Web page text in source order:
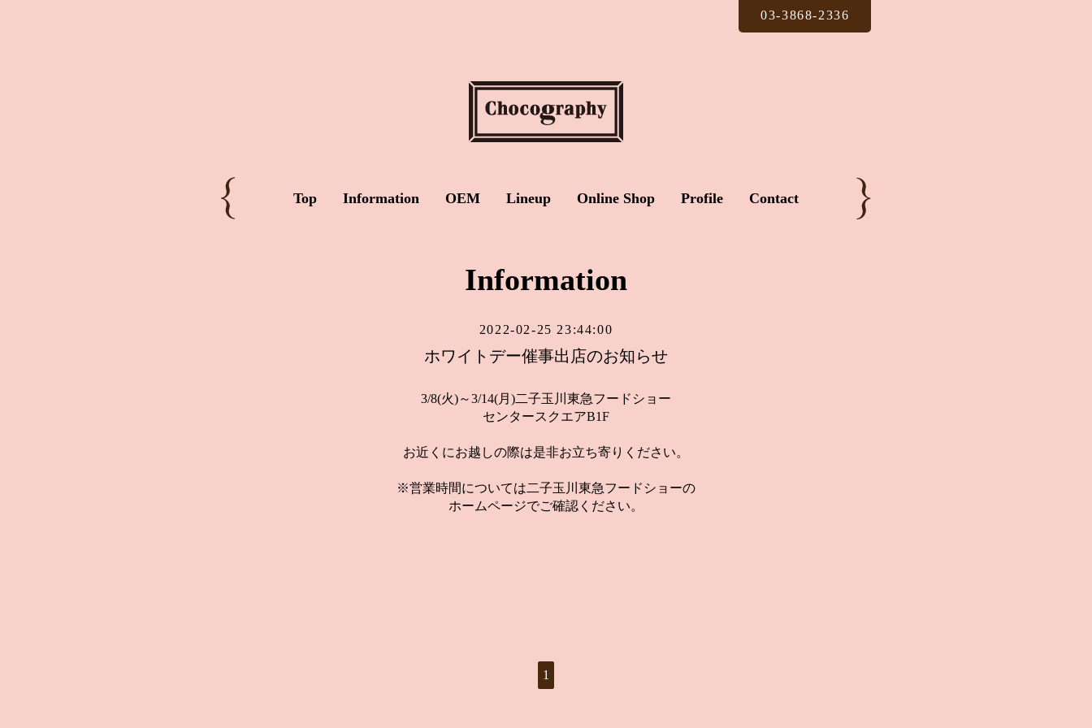
03-3868-2336
Top Information OEM Lineup Online Shop Profile Contact
Information
2022-02-25 23:44:00
ホワイトデー催事出店のお知らせ
3/8(火)～3/14(月)二子玉川東急フードショー
センタースクエアB1F
お近くにお越しの際は是非お立ち寄りください。
※営業時間については二子玉川東急フードショーの
ホームページでご確認ください。
1